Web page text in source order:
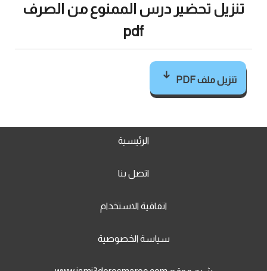
تنزيل تحضير درس الممنوع من الصرف
pdf
تنزيل ملف PDF
الرئيسية
اتصل بنا
اتفاقية الاستخدام
سياسة الخصوصية